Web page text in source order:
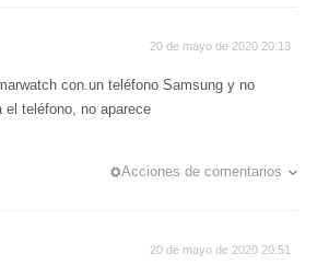
20 de mayo de 2020 20:13
con.un teléfono Samsung y no
el teléfono, no aparece
Acciones de comentarios
20 de mayo de 2020 20:51